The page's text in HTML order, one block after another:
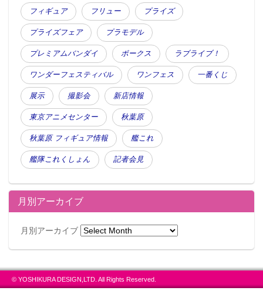
フィギュア フリュー プライズ
プライズフェア プラモデル
プレミアムバンダイ ボークス ラブライブ！
ワンダーフェスティバル ワンフェス 一番くじ
展示 撮影会 新店情報
東京アニメセンター 秋葉原
秋葉原 フィギュア情報 艦これ
艦隊これくしょん 記者会見
月別アーカイブ
月別アーカイブ
© YOSHIKURA DESIGN,LTD. All Rights Reserved.